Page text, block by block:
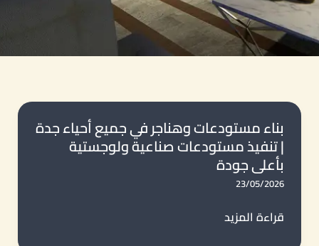
بناء مستودعات وهناجر في جميع أحياء جدة
| تنفيذ مستودعات صناعية ولوجستية
بأعلى جودة
23/05/2026
بناء
قراءة المزيد